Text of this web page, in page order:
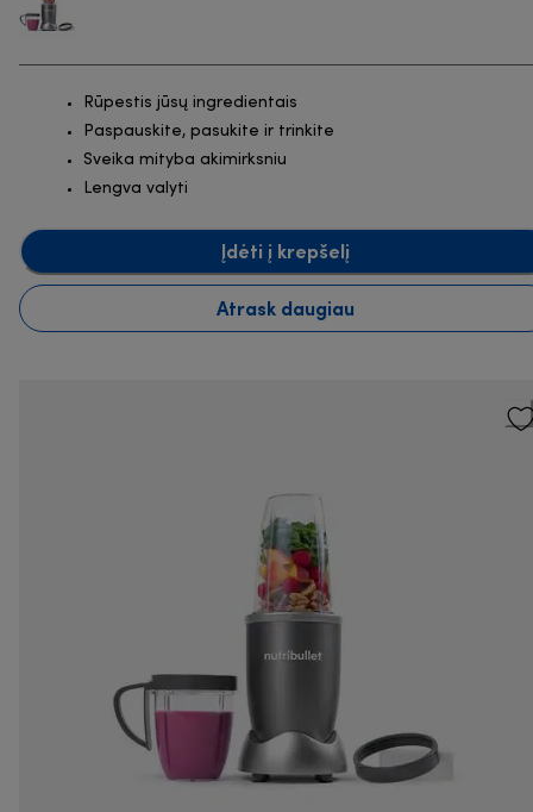
Rūpestis jūsų ingredientais
Paspauskite, pasukite ir trinkite
Sveika mityba akimirksniu
Lengva valyti
Įdėti į krepšelį
Atrask daugiau